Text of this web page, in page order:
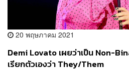
20 พฤษภาคม 2021
Demi Lovato เผยว่าเป็น Non-
เรียกตัวเองว่า They/Them